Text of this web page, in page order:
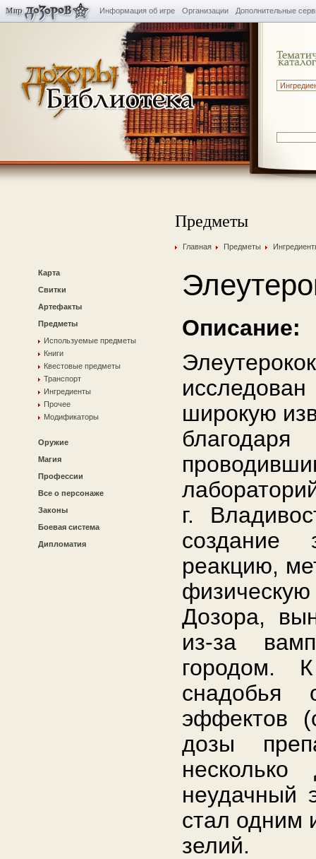
Информация об игре Организации Дополнительные
Карта
Свитки
Артефакты
Предметы
Используемые предметы
Книги
Квестовые предметы
Транспорт
Ингредиенты
Прочее
Модификаторы
Оружие
Магия
Профессии
Все о персонаже
Законы
Боевая система
Дипломатия
Предметы
Главная Предметы
Описание:
широкую
г.
создание
реакцию,
Дозора,
из-за
городом.
снадобья
эффектов
дозы
неудачный
стал одним
зелий.